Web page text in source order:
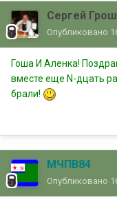
Сергей
Опубликовано
Гоша И Аленка!
вместе еще N-дцать
брали!
МЧПВ84
Опубликовано